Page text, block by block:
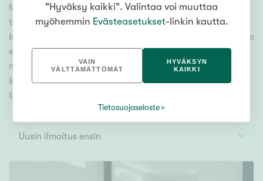
Kerros-/luhtitalo
Rivitalo/paritalo
Omakoti-/erillistalo
Maa- tai metsätila
Vapaa-ajan asunto
Meiltä löydät myytävät asunnot Jyväskylä Ruoke, oli
tarpeesi mikä vain! Tuhansien kohteiden ja satojen
kiinteistönvälittäjien verkostomme auttaa sinua kenties
elämäsi tärkeimmässä päätöksessä. Katso alta kaikki
myytävät asunnot Jyväskylä Ruoke. Hyödynnä myös
kätevää hakutyökaluamme, jonka avulla löydät omien
toiveidesi mukaisen kodin.
Uusin ilmoitus ensin
"Hyväksy kaikki". Valintaa voi muuttaa
myöhemmin Evästeasetukset-linkin kautta.
VAIN
VÄLTTÄMÄTTÖMÄT
HYVÄKSYN
KAIKKI
Tietosuojaseloste